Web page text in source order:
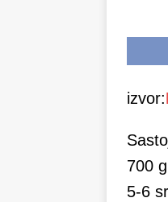
izvor:
700
5-6